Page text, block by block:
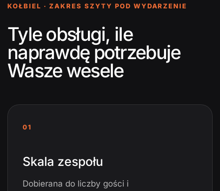
KOŁBIEL · ZAKRES SZYTY POD WYDARZENIE
Tyle obsługi, ile
naprawdę potrzebuje
Wasze wesele
01
Skala zespołu
Dobierana do liczby gości i